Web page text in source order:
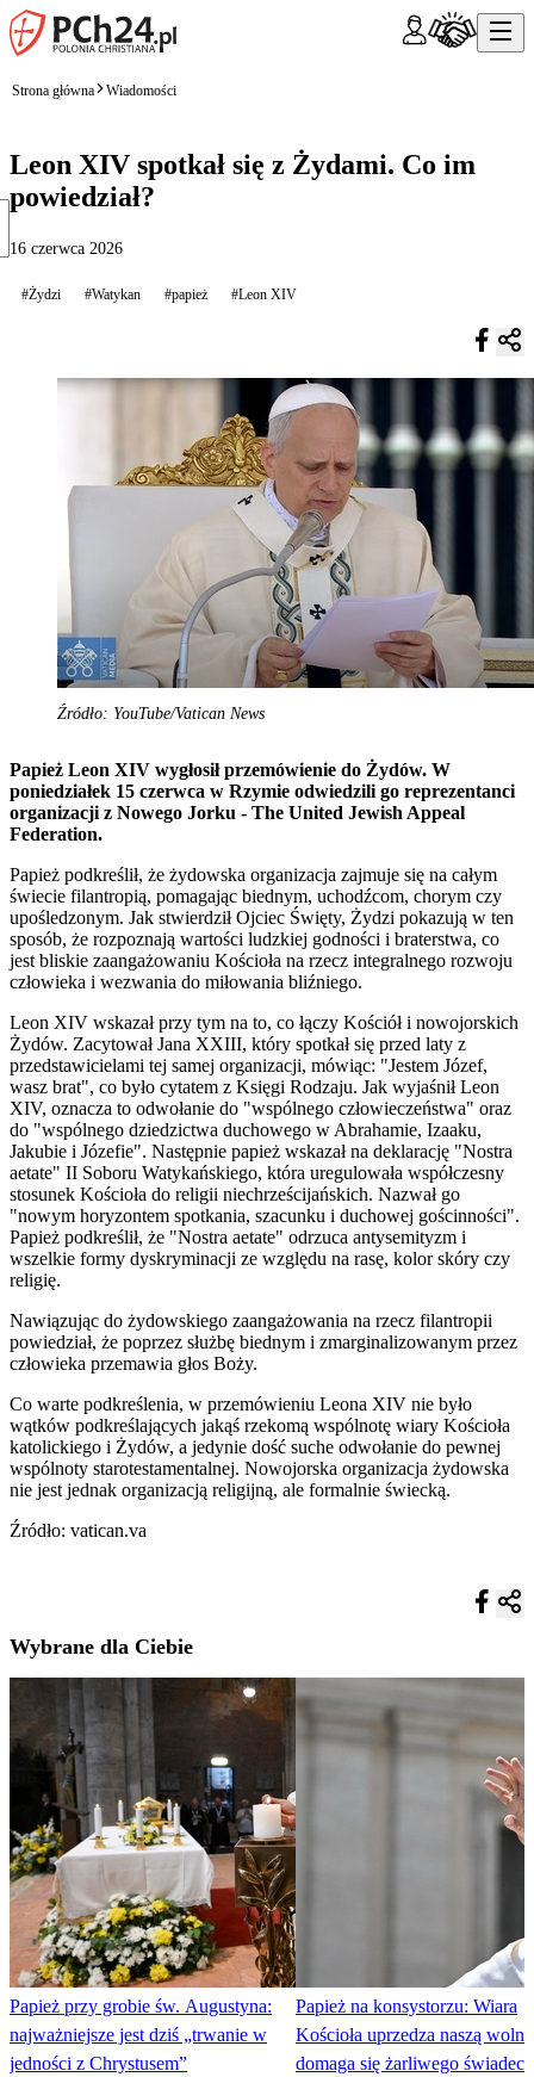
Strona główna Wiadomości
Leon XIV spotkał się z Żydami. Co im
powiedział?
16 czerwca 2026
#Żydzi #Watykan #papież #Leon XIV
Źródło: YouTube/Vatican News
Papież Leon XIV wygłosił przemówienie do Żydów. W
poniedziałek 15 czerwca w Rzymie odwiedzili go reprezentanci
organizacji z Nowego Jorku - The United Jewish Appeal
Federation.
Papież podkreślił, że żydowska organizacja zajmuje się na całym
świecie filantropią, pomagając biednym, uchodźcom, chorym czy
upośledzonym. Jak stwierdził Ojciec Święty, Żydzi pokazują w ten
sposób, że rozpoznają wartości ludzkiej godności i braterstwa, co
jest bliskie zaangażowaniu Kościoła na rzecz integralnego rozwoju
człowieka i wezwania do miłowania bliźniego.
Leon XIV wskazał przy tym na to, co łączy Kościół i nowojorskich
Żydów. Zacytował Jana XXIII, który spotkał się przed laty z
przedstawicielami tej samej organizacji, mówiąc: "Jestem Józef,
wasz brat", co było cytatem z Księgi Rodzaju. Jak wyjaśnił Leon
XIV, oznacza to odwołanie do "wspólnego człowieczeństwa" oraz
do "wspólnego dziedzictwa duchowego w Abrahamie, Izaaku,
Jakubie i Józefie". Następnie papież wskazał na deklarację "Nostra
aetate" II Soboru Watykańskiego, która uregulowała współczesny
stosunek Kościoła do religii niechrześcijańskich. Nazwał go
"nowym horyzontem spotkania, szacunku i duchowej gościnności".
Papież podkreślił, że "Nostra aetate" odrzuca antysemityzm i
wszelkie formy dyskryminacji ze względu na rasę, kolor skóry czy
religię.
Nawiązując do żydowskiego zaangażowania na rzecz filantropii
powiedział, że poprzez służbę biednym i zmarginalizowanym przez
człowieka przemawia głos Boży.
Co warte podkreślenia, w przemówieniu Leona XIV nie było
wątków podkreślających jakąś rzekomą wspólnotę wiary Kościoła
katolickiego i Żydów, a jedynie dość suche odwołanie do pewnej
wspólnoty starotestamentalnej. Nowojorska organizacja żydowska
nie jest jednak organizacją religijną, ale formalnie świecką.
Źródło: vatican.va
Wybrane dla Ciebie
Papież przy grobie św. Augustyna:
najważniejsze jest dziś „trwanie w
jedności z Chrystusem”
Papież na konsystorzu: Wiara
Kościoła uprzedza naszą
domaga się żarliwego